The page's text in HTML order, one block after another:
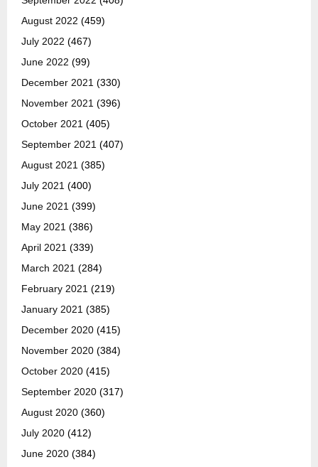
August 2022 (459)
July 2022 (467)
June 2022 (99)
December 2021 (330)
November 2021 (396)
October 2021 (405)
September 2021 (407)
August 2021 (385)
July 2021 (400)
June 2021 (399)
May 2021 (386)
April 2021 (339)
March 2021 (284)
February 2021 (219)
January 2021 (385)
December 2020 (415)
November 2020 (384)
October 2020 (415)
September 2020 (317)
August 2020 (360)
July 2020 (412)
June 2020 (384)